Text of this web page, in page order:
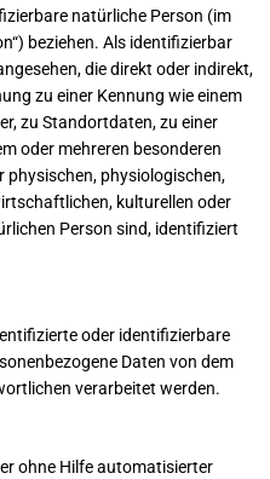
natürliche Person (im
beziehen. Als identifizierbar
die direkt oder indirekt,
zu einer Kennung wie einem
zu Standortdaten, zu einer
oder mehreren besonderen
physischen, physiologischen,
kulturellen oder
Person sind, identifiziert
oder identifizierbare
Daten von dem
verarbeitet werden.
ohne Hilfe automatisierter